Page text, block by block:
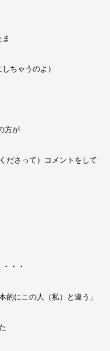
ちゃうのよ）
方が
ださって）コメントをして
・・
的にこの人（私）と違う」